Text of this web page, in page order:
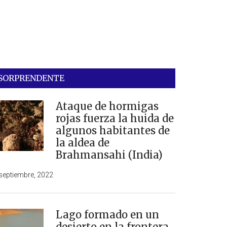
Ataque de hormigas
rojas fuerza la huida de
algunos habitantes de
la aldea de
Brahmansahi (India)
2022
Lago formado en un